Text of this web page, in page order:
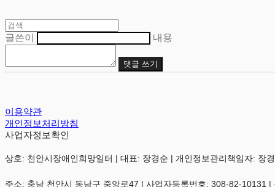
글쓴이 내용
댓글 쓰기
이용약관
개인정보처리방침
사업자정보확인
상호: 천안시장애인희망일터 | 대표: 장경순 | 개인정보관리책임자:
주소: 충남 천안시 동남구 중앙로47 | 사업자등록번호: 308-82-10131 |